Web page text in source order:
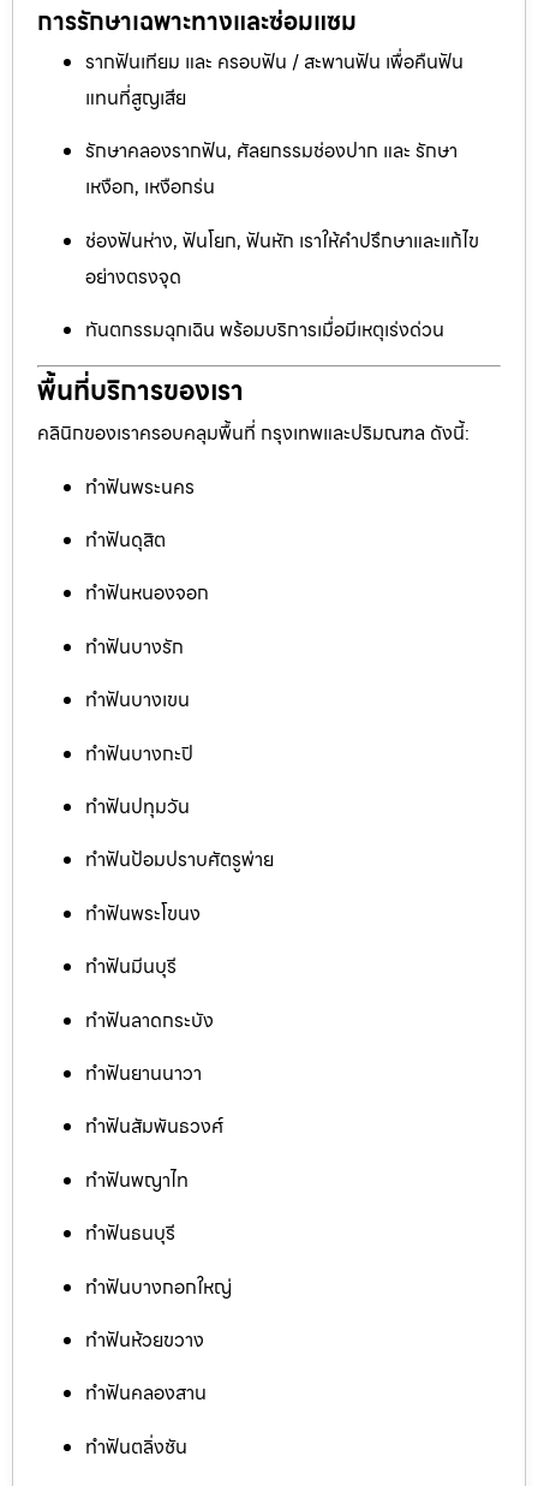
การรักษาเฉพาะทางและซ่อมแซม
รากฟันเทียม และ ครอบฟัน / สะพานฟัน เพื่อคืนฟัน
แทนที่สูญเสีย
รักษาคลองรากฟัน, ศัลยกรรมช่องปาก และ รักษา
เหงือก, เหงือกร่น
ช่องฟันห่าง, ฟันโยก, ฟันหัก เราให้คำปรึกษาและแก้ไข
อย่างตรงจุด
ทันตกรรมฉุกเฉิน พร้อมบริการเมื่อมีเหตุเร่งด่วน
พื้นที่บริการของเรา
คลินิกของเราครอบคลุมพื้นที่ กรุงเทพและปริมณฑล ดังนี้:
ทำฟันพระนคร
ทำฟันดุสิต
ทำฟันหนองจอก
ทำฟันบางรัก
ทำฟันบางเขน
ทำฟันบางกะปิ
ทำฟันปทุมวัน
ทำฟันป้อมปราบศัตรูพ่าย
ทำฟันพระโขนง
ทำฟันมีนบุรี
ทำฟันลาดกระบัง
ทำฟันยานนาวา
ทำฟันสัมพันธวงศ์
ทำฟันพญาไท
ทำฟันธนบุรี
ทำฟันบางกอกใหญ่
ทำฟันห้วยขวาง
ทำฟันคลองสาน
ทำฟันตลิ่งชัน